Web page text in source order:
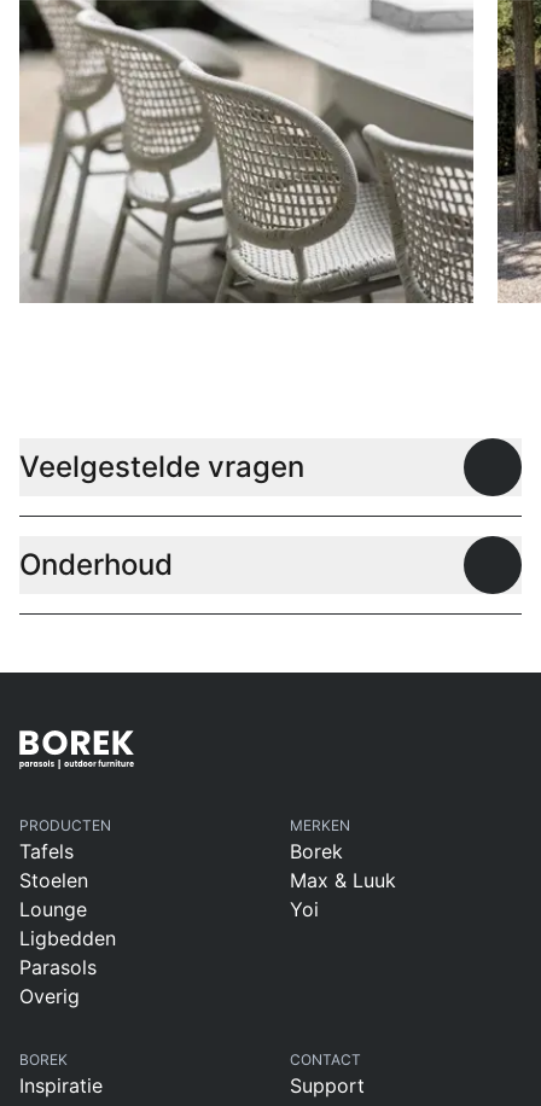
Veelgestelde vragen
Onderhoud
PRODUCTEN
Tafels
Stoelen
Lounge
Ligbedden
Parasols
Overig
MERKEN
Borek
Max & Luuk
Yoi
BOREK
Inspiratie
CONTACT
Support